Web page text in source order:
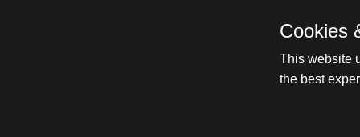
Cookies
This website
the best